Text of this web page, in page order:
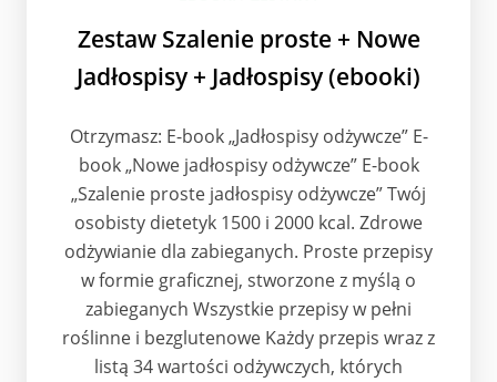
Zestaw Szalenie proste + Nowe
Jadłospisy + Jadłospisy (ebooki)
Otrzymasz: E-book „Jadłospisy odżywcze” E-
book „Nowe jadłospisy odżywcze” E-book
„Szalenie proste jadłospisy odżywcze” Twój
osobisty dietetyk 1500 i 2000 kcal. Zdrowe
odżywianie dla zabieganych. Proste przepisy
w formie graficznej, stworzone z myślą o
zabieganych Wszystkie przepisy w pełni
roślinne i bezglutenowe Każdy przepis wraz z
listą 34 wartości odżywczych, których